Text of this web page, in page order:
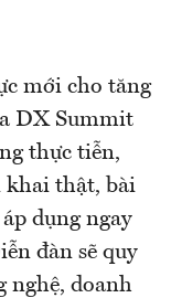
mới cho tăng
DX Summit
thực tiễn,
khai thật, bài
dụng ngay
đàn sẽ quy
nghệ, doanh